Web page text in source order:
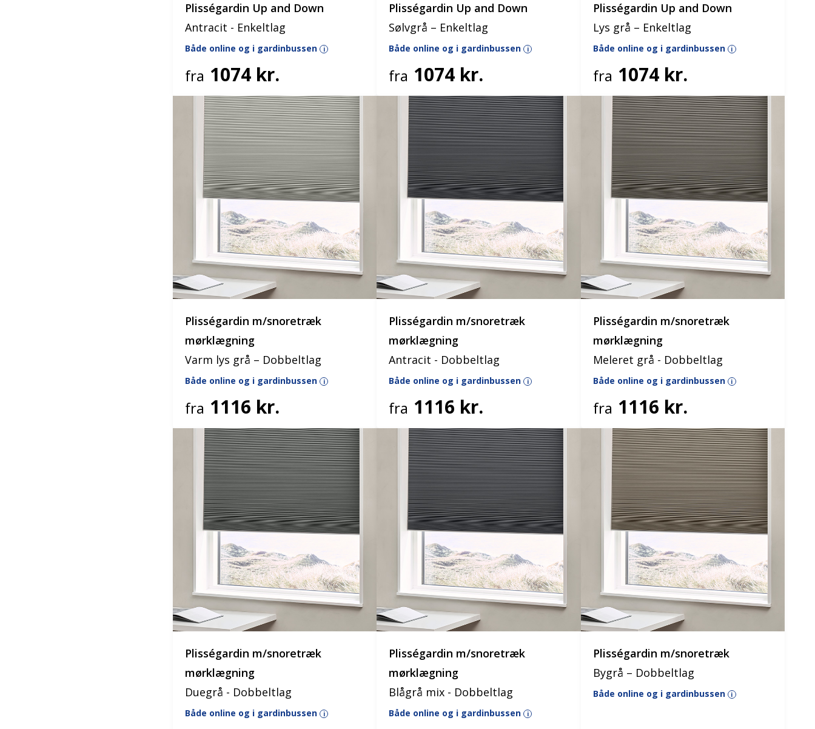
Plisségardin Up and Down
Antracit - Enkeltlag
Både online og i gardinbussen i
fra 1074 kr.
Plisségardin Up and Down
Sølvgrå – Enkeltlag
Både online og i gardinbussen i
fra 1074 kr.
Plisségardin Up and Down
Lys grå – Enkeltlag
Både online og i gardinbussen i
fra 1074 kr.
Plisségardin m/snoretræk
mørklægning
Varm lys grå – Dobbeltlag
Både online og i gardinbussen i
fra 1116 kr.
Plisségardin m/snoretræk
mørklægning
Antracit - Dobbeltlag
Både online og i gardinbussen i
fra 1116 kr.
Plisségardin m/snoretræk
mørklægning
Meleret grå - Dobbeltlag
Både online og i gardinbussen i
fra 1116 kr.
Plisségardin m/snoretræk
mørklægning
Duegrå - Dobbeltlag
Både online og i gardinbussen i
Plisségardin m/snoretræk
mørklægning
Blågrå mix - Dobbeltlag
Både online og i gardinbussen i
Plisségardin m/snoretræk
Bygrå – Dobbeltlag
Både online og i gardinbussen i